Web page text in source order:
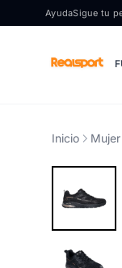
Ir al contenido
AyudaSigue tu
Inicio Mujer